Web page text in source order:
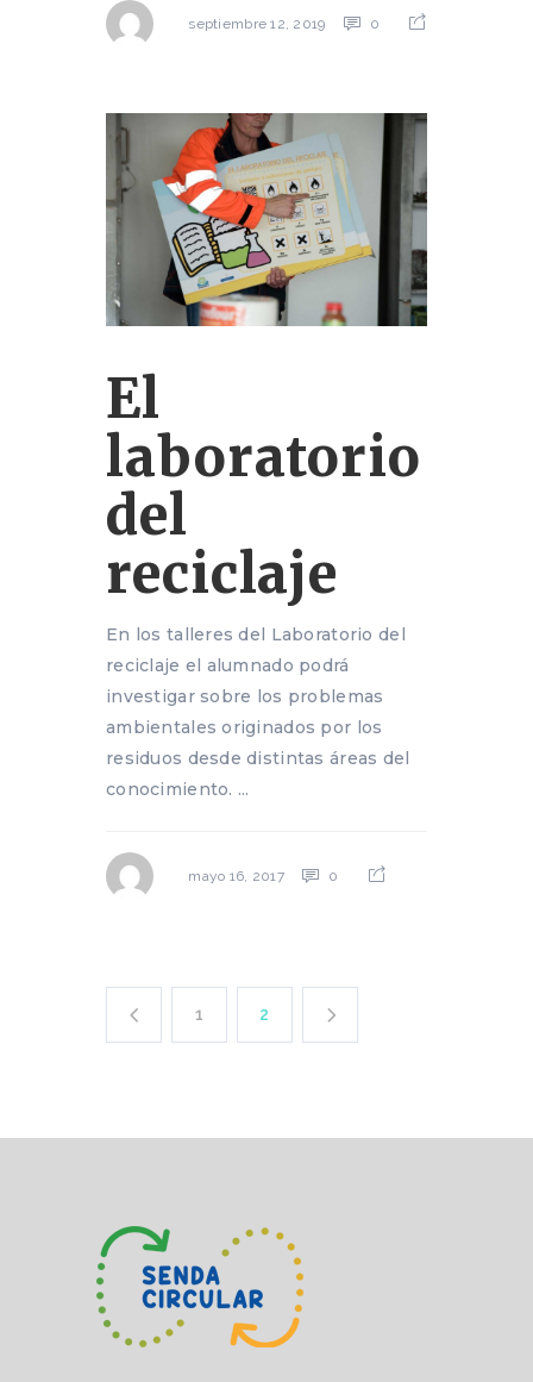
septiembre 12, 2019 0
El
laboratorio
del
reciclaje
En los talleres del Laboratorio del
reciclaje el alumnado podrá
investigar sobre los problemas
ambientales originados por los
residuos desde distintas áreas del
conocimiento. ...
mayo 16, 2017 0
1 2